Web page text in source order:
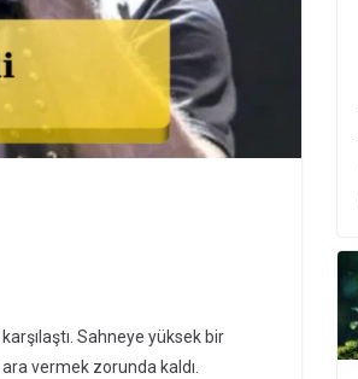
Sahneye yüksek bir
vermek zorunda kaldı.